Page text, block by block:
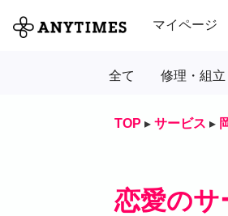
マイページ
全て 修理・組立
TOP ▸ サービス ▸
恋愛のサ